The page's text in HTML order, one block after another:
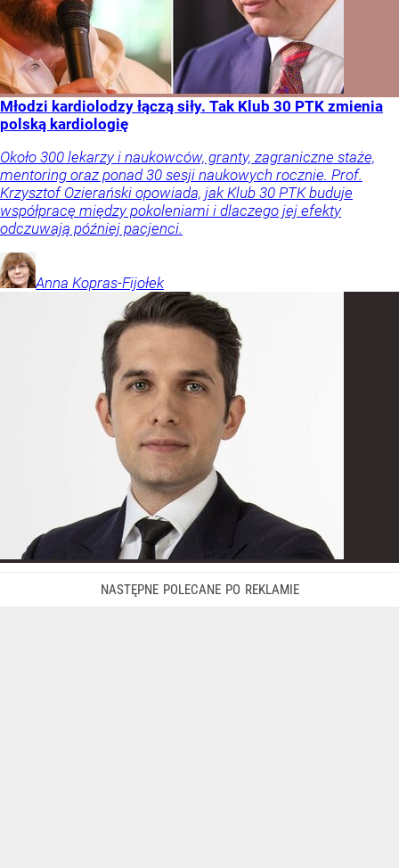
Młodzi kardiolodzy łączą siły. Tak Klub 30 PTK zmienia
polską kardiologię
Około 300 lekarzy i naukowców, granty, zagraniczne staże,
mentoring oraz ponad 30 sesji naukowych rocznie. Prof.
Krzysztof Ozierański opowiada, jak Klub 30 PTK buduje
współpracę między pokoleniami i dlaczego jej efekty
odczuwają później pacjenci.
Anna Kopras-Fijołek